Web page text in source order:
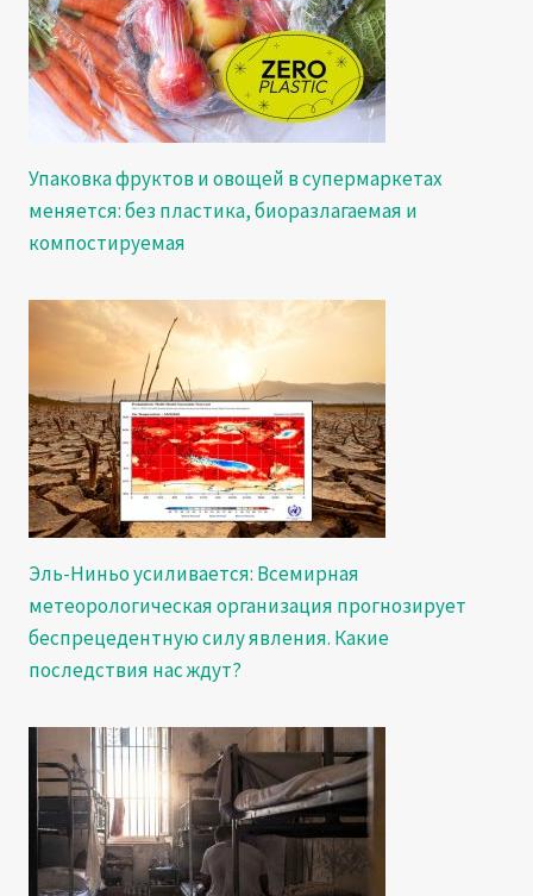
Упаковка фруктов и овощей в супермаркетах
меняется: без пластика, биоразлагаемая и
компостируемая
Эль-Ниньо усиливается: Всемирная
метеорологическая организация прогнозирует
беспрецедентную силу явления. Какие
последствия нас ждут?